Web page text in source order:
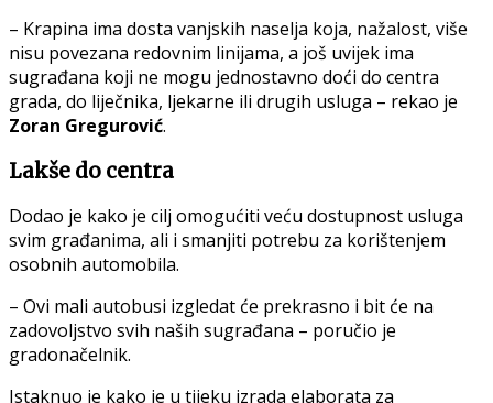
– Krapina ima dosta vanjskih naselja koja, nažalost, više
nisu povezana redovnim linijama, a još uvijek ima
sugrađana koji ne mogu jednostavno doći do centra
grada, do liječnika, ljekarne ili drugih usluga – rekao je
Zoran Gregurović.
Lakše do centra
Dodao je kako je cilj omogućiti veću dostupnost usluga
svim građanima, ali i smanjiti potrebu za korištenjem
osobnih automobila.
– Ovi mali autobusi izgledat će prekrasno i bit će na
zadovoljstvo svih naših sugrađana – poručio je
gradonačelnik.
Istaknuo je kako je u tijeku izrada elaborata za